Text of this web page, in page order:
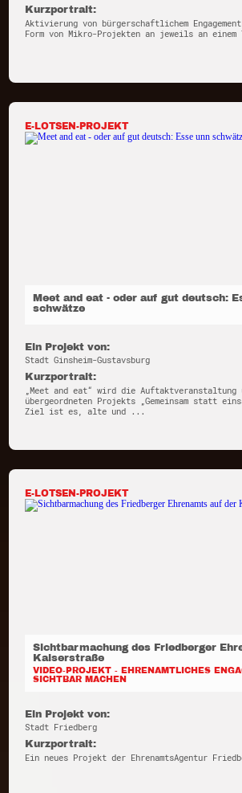
Kurzportrait:
Aktivierung von bürgerschaftlichem
Form von Mikro-Projekten an jeweils an einem
E-LOTSEN-PROJEKT
Meet and eat - oder auf gut deutsch:
schwätze
Ein Projekt von:
Stadt Ginsheim-Gustavsburg
Kurzportrait:
„Meet and eat“ wird die Auftaktveranstaltung
übergeordneten Projekts „Gemeinsam statt
Ziel ist es, alte und ...
E-LOTSEN-PROJEKT
Sichtbarmachung des Friedberger
Kaiserstraße
VIDEO-PROJEKT - EHRENAMTLICHES
SICHTBAR MACHEN
Ein Projekt von:
Stadt Friedberg
Kurzportrait:
Ein neues Projekt der EhrenamtsAgentur